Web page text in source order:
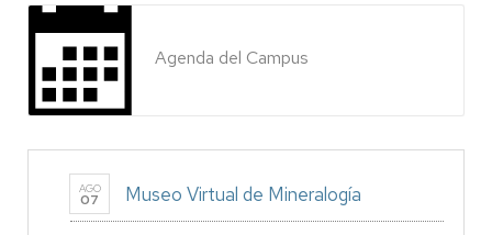
Agenda del Campus
AGO
07 Museo Virtual de Mineralogía